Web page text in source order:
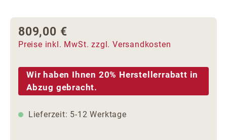
Regulärer Preis:
809,00 €
Preise inkl. MwSt. zzgl. Versandkosten
Wir haben Ihnen 20% Herstellerrabatt in
Abzug gebracht.
Lieferzeit: 5-12 Werktage